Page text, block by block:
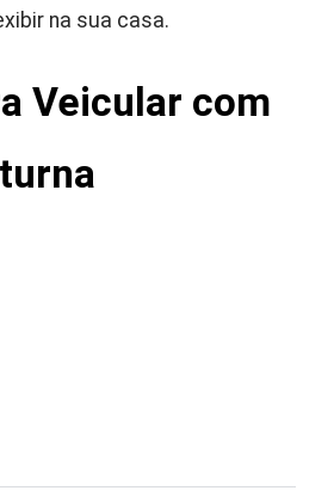
na sua casa.
Veicular com